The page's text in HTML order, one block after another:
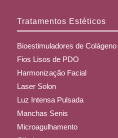
Tratamentos Estéticos
Bioestimuladores de Colágeno
Fios Lisos de PDO
Harmonização Facial
Laser Solon
Luz Intensa Pulsada
Manchas Senis
Microagulhamento